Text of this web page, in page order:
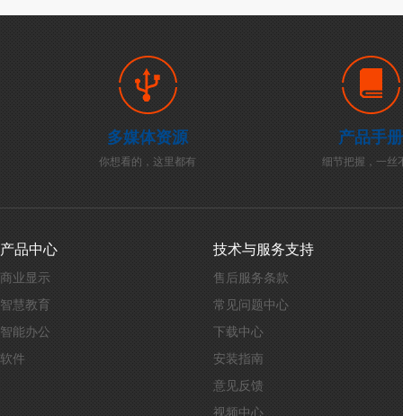
多媒体资源
你想看的，这里都有
产品手册
细节把握，一丝
产品中心
商业显示
智慧教育
智能办公
软件
技术与服务支持
售后服务条款
常见问题中心
下载中心
安装指南
意见反馈
视频中心